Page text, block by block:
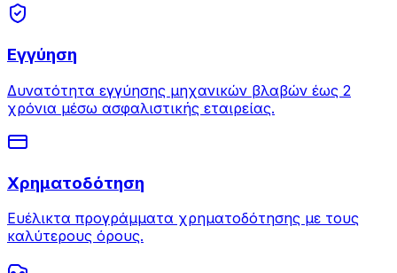
Εγγύηση
Δυνατότητα εγγύησης μηχανικών βλαβών έως 2
χρόνια μέσω ασφαλιστικής εταιρείας.
Χρηματοδότηση
Ευέλικτα προγράμματα χρηματοδότησης με τους
καλύτερους όρους.